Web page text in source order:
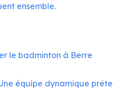
ensemble.
le badminton à Berre
équipe dynamique prête